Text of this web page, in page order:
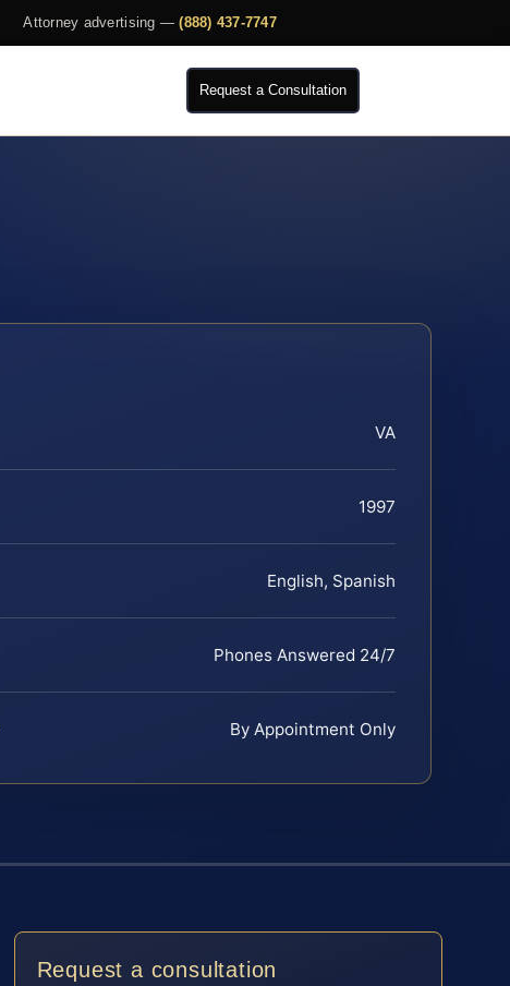
Attorney advertising —(888) 437-7747
Request a Consultation
VA
1997
English, Spanish
Phones Answered 24/7
By Appointment Only
Request a consultation